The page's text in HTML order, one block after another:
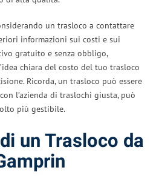
un trasloco a contattare
informazioni sui costi e sui
gratuito e senza obbligo,
chiara del costo del tuo trasloco
Ricorda, un trasloco può essere
l’azienda di traslochi giusta, può
più gestibile.
un Trasloco da